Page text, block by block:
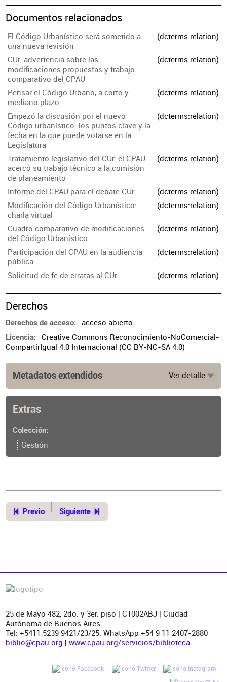
Documentos relacionados
El Código Urbanístico será sometido a
una nueva revisión
(dcterms:relation)
CUr: advertencia sobre las
modificaciones propuestas y trabajo
comparativo del CPAU
(dcterms:relation)
Pensar el Código Urbano, a corto y
mediano plazo
(dcterms:relation)
Empezó la discusión por el nuevo
Código urbanístico: los puntos clave y la
fecha en la que puede votarse en la
Legislatura
(dcterms:relation)
Tratamiento legislativo del CUr: el CPAU
acercó su trabajo técnico a la comisión
de planeamiento
(dcterms:relation)
Informe del CPAU para el debate CUr
(dcterms:relation)
Modificación del Código Urbanístico:
charla virtual
(dcterms:relation)
Cuadro comparativo de modificaciones
del Código Urbanístico
(dcterms:relation)
Participación del CPAU en la audiencia
pública
(dcterms:relation)
Solicitud de fe de erratas al CUr (dcterms:relation)
Derechos
Derechos de acceso acceso abierto
Licencia
Creative Commons Reconocimiento-NoComercial-
CompartirIgual 4.0 Internacional (CC BY-NC-SA 4.0)
Metadatos extendidos Ver detalle
https://www.cpau.org/nota/37742
Extras
Colección
Gestión
Previo Siguiente
25 de Mayo 482, 2do. y 3er. piso | C1002ABJ | Ciudad
Autónoma de Buenos Aires
Tel: +5411 5239 9421/23/25. WhatsApp +54 9 11 2407-2880
biblio@cpau.org | www.cpau.org/servicios/biblioteca